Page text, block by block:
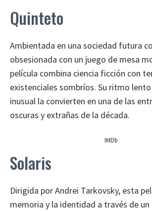
Quinteto
Ambientada en una sociedad futura
obsesionada con un juego de mesa
película combina ciencia ficción con
existenciales sombríos. Su ritmo
inusual la convierten en una de las
oscuras y extrañas de la década.
IMDb
Solaris
Dirigida por Andrei Tarkovsky, esta
memoria y la identidad a través de un